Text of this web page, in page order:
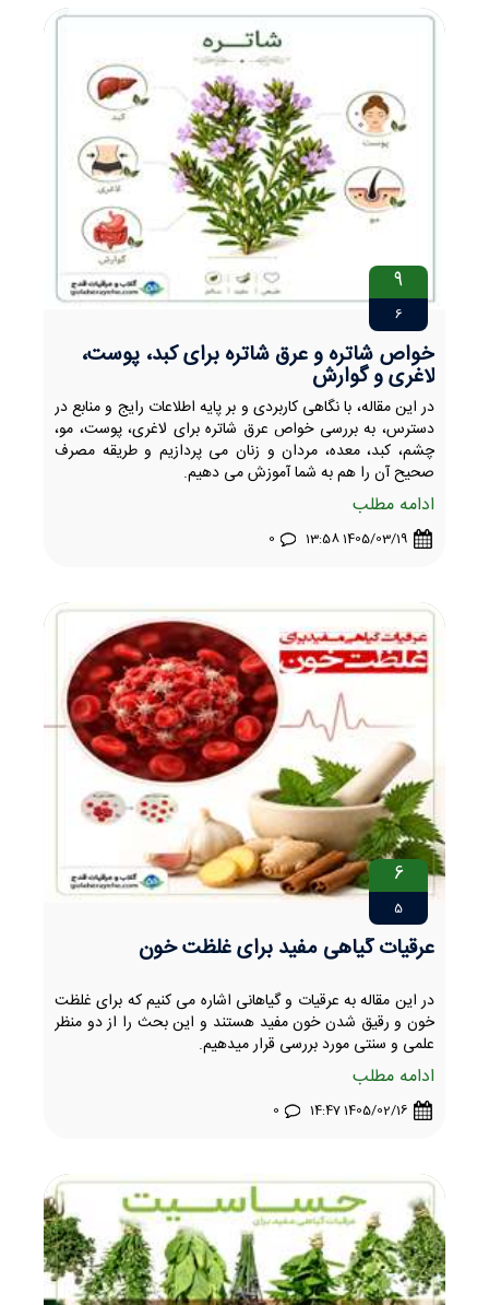
9
6
خواص شاتره و عرق شاتره برای کبد، پوست،
لاغری و گوارش
در این مقاله، با نگاهی کاربردی و بر پایه اطلاعات رایج و منابع در
دسترس، به بررسی خواص عرق شاتره برای لاغری، پوست، مو،
چشم، کبد، معده، مردان و زنان می پردازیم و طریقه مصرف
صحیح آن را هم به شما آموزش می دهیم.
ادامه مطلب
1405/03/19 13:58
0
6
5
عرقیات گیاهی مفید برای غلظت خون
در این مقاله به عرقیات و گیاهانی اشاره می کنیم که برای غلظت
خون و رقیق شدن خون مفید هستند و این بحث را از دو منظر
علمی و سنتی مورد بررسی قرار میدهیم.
ادامه مطلب
1405/02/16 14:47
0